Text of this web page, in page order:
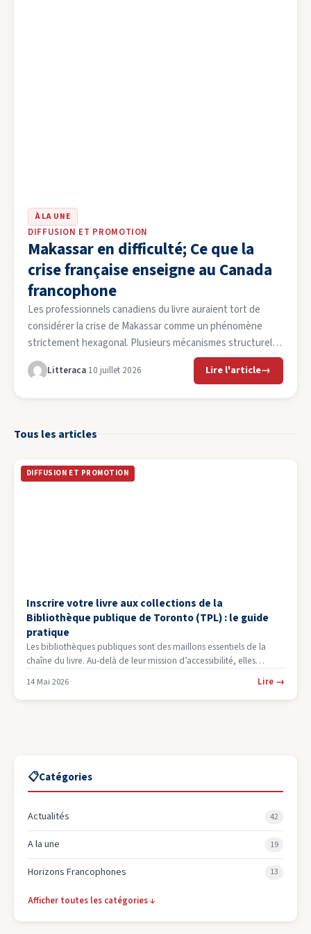
À LA UNE
DIFFUSION ET PROMOTION
Makassar en difficulté; Ce que la
crise française enseigne au Canada
francophone
Les professionnels canadiens du livre auraient tort de
considérer la crise de Makassar comme un phénomène
strictement hexagonal. Plusieurs mécanismes structurels
à l’œuvre en France trouvent des échos directs dans
l’écosystème canadien francophone. La concentration de
Litteraca·10 juillet 2026 Lire l'article→
Tous les articles
DIFFUSION ET PROMOTION
Inscrire votre livre aux collections de la
Bibliothèque publique de Toronto (TPL) : le guide
pratique
Les bibliothèques publiques sont des maillons essentiels de la
chaîne du livre. Au-delà de leur mission d’accessibilité, elles
14 Mai 2026 Lire →
📋Catégories
Actualités 42
A la une 19
Horizons Francophones 13
Afficher toutes les catégories↓